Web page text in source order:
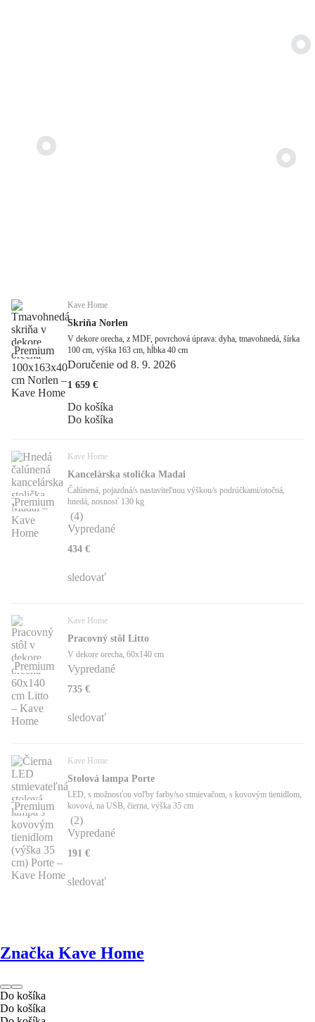
Premium
Kave Home
Skriňa Norlen
V dekore orecha, z MDF, povrchová úprava: dyha, tmavohnedá, šírka
100 cm, výška 163 cm, hĺbka 40 cm
Doručenie od 8. 9. 2026
1 659 €
Do košíka
Do košíka
Premium
Kave Home
Kancelárska stolička Madai
Čalúnená, pojazdná/s nastaviteľnou výškou/s podrúčkami/otočná,
hnedá, nosnosť 130 kg
(4)
Vypredané
434 €
sledovať
Premium
Kave Home
Pracovný stôl Litto
V dekore orecha, 60x140 cm
Vypredané
735 €
sledovať
Premium
Kave Home
Stolová lampa Porte
LED, s možnosťou voľby farby/so stmievačom, s kovovým tienidlom,
kovová, na USB, čierna, výška 35 cm
(2)
Vypredané
191 €
sledovať
Značka Kave Home
Do košíka
Do košíka